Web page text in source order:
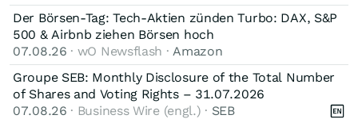
Der Börsen-Tag: Tech-Aktien zünden Turbo: DAX, S&P
500 & Airbnb ziehen Börsen hoch
07.08.26 · wO Newsflash · Amazon
Groupe SEB: Monthly Disclosure of the Total Number
of Shares and Voting Rights – 31.07.2026
07.08.26 · Business Wire (engl.) · SEB